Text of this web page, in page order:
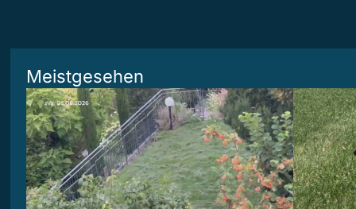
Meistgesehen